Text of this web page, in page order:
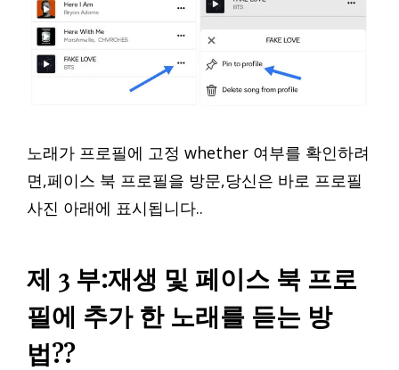
노래가 프로필에 고정 whether 여부를 확인하려
면,페이스 북 프로필을 방문,당신은 바로 프로필
사진 아래에 표시됩니다..
제 3 부:재생 및 페이스 북 프로
필에 추가 한 노래를 듣는 방
법??